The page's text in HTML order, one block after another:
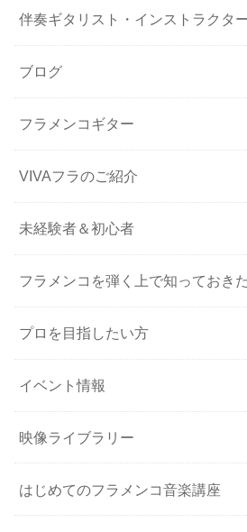
伴奏ギタリスト・インストラクタ
ブログ
フラメンコギター
VIVAフラのご紹介
未経験者＆初心者
フラメンコを弾く上で知っておき
プロを目指したい方
イベント情報
映像ライブラリー
はじめてのフラメンコ音楽講座